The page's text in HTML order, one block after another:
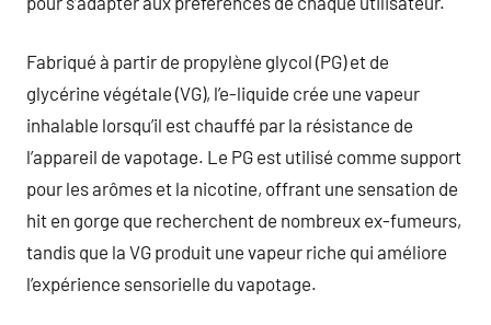
Fabriqué à partir de propylène glycol (PG) et de
glycérine végétale (VG), l’e-liquide crée une vapeur
inhalable lorsqu’il est chauffé par la résistance de
l’appareil de vapotage. Le PG est utilisé comme support
pour les arômes et la nicotine, offrant une sensation de
hit en gorge que recherchent de nombreux ex-fumeurs,
tandis que la VG produit une vapeur riche qui améliore
l’expérience sensorielle du vapotage.